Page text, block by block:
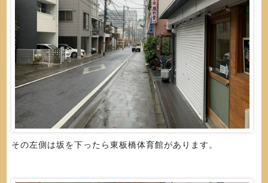
その左側は坂を下ったら東板橋体育館があります。